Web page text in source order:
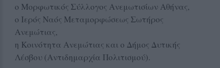
ο Μορφωτικός Σύλλογος Ανεμωτισίων Αθήνας,
ο Ιερός Ναός Μεταμορφώσεως Σωτήρος
Ανεμώτιας,
η Κοινότητα Ανεμώτιας και ο Δήμος Δυτικής
Λέσβου (Αντιδημαρχία Πολιτισμού).